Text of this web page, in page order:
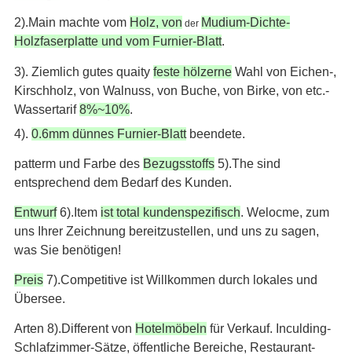
2).Main machte vom Holz, von der Mudium-Dichte-
Holzfaserplatte und vom Furnier-Blatt.
3). Ziemlich gutes quaity feste hölzerneWahl von Eichen-,
Kirschholz, von Walnuss, von Buche, von Birke, von etc.-
Wassertarif8%~10%.
4). 0.6mm dünnes Furnier-Blattbeendete.
patterm und Farbe des Bezugsstoffs5).The sind
entsprechend dem Bedarf des Kunden.
Entwurf6).Item ist total kundenspezifisch. Welocme, zum
uns Ihrer Zeichnung bereitzustellen, und uns zu sagen,
was Sie benötigen!
Preis7).Competitive ist Willkommen durch lokales und
Übersee.
Arten 8).Different von Hotelmöbeln für Verkauf. Inculding-
Schlafzimmer-Sätze, öffentliche Bereiche, Restaurant-